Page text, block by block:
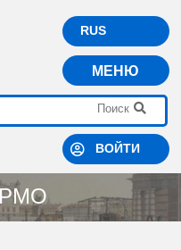
RUS
МЕНЮ
ВОЙТИ